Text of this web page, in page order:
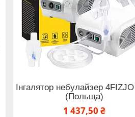
Інгалятор небулайзер
(Польща)
1 437,50 ₴